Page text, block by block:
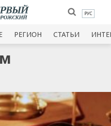
РУС
РЕГИОН СТАТЬИ